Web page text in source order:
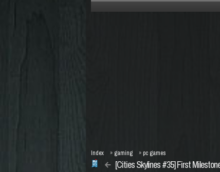
[Cities Skylines #35] First
Index » gaming » pc games